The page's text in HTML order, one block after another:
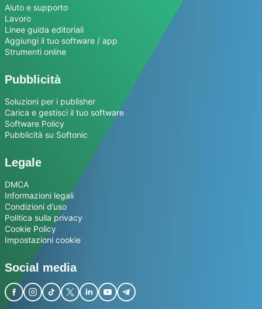
Aiuto e supporto
Lavoro
Linee guida editoriali
Aggiungi il tuo software / app
Strumenti online
Pubblicità
Soluzioni per i publisher
Carica e gestisci il tuo software
Software Policy
Pubblicità su Softonic
Legale
DMCA
Informazioni legali
Condizioni d’uso
Politica sulla privacy
Cookie Policy
Impostazioni cookie
Social media